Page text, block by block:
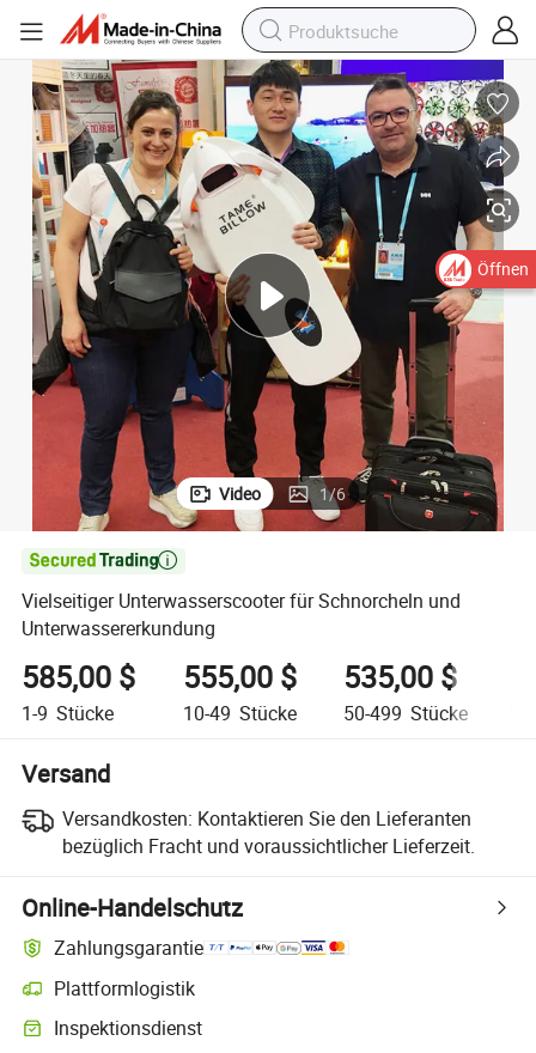
Video 1/6

Vielseitiger Unterwasserscooter für Schnorcheln und
Unterwassererkundung
585,00 $
1-9 Stücke
555,00 $
10-49 Stücke
535,00 $
50-499 Stücke
Versand
Versandkosten: Kontaktieren Sie den Lieferanten
bezüglich Fracht und voraussichtlicher Lieferzeit.
Online-Handelschutz
Zahlungsgarantie
Plattformlogistik
Inspektionsdienst
Öffnen